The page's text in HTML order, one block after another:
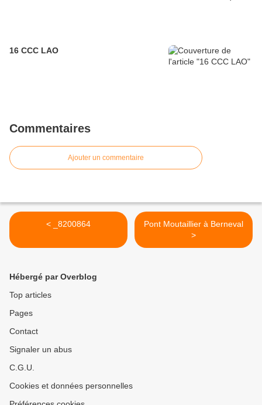
16 CCC LAO
Commentaires
Ajouter un commentaire
< _8200864
Pont Moutaillier à Berneval
>
Hébergé par Overblog
Top articles
Pages
Contact
Signaler un abus
C.G.U.
Cookies et données personnelles